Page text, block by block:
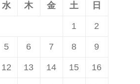
水 木 金 土 日
1 2
5 6 7 8 9
12 13 14 15 16